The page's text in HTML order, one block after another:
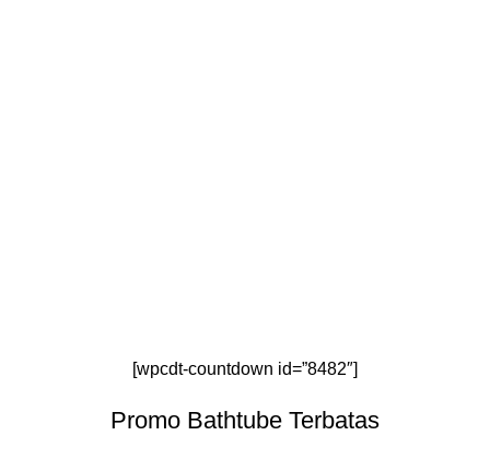
[wpcdt-countdown id=”8482″]
Promo Bathtube Terbatas